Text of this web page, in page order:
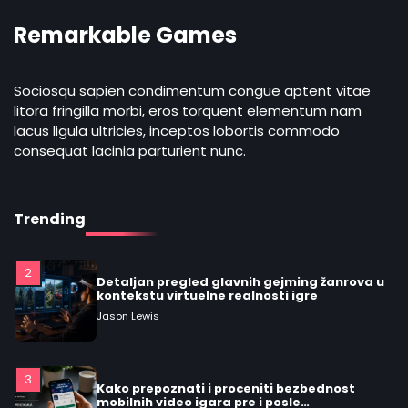
Remarkable Games
Sociosqu sapien condimentum congue aptent vitae
litora fringilla morbi, eros torquent elementum nam
lacus ligula ultricies, inceptos lobortis commodo
consequat lacinia parturient nunc.
Trending
žanrovi i kako prepoznati žanrovi video
igara
Jason Lewis
2
Detaljan pregled glavnih gejming žanrova u
kontekstu virtuelne realnosti igre
Jason Lewis
3
Kako prepoznati i proceniti bezbednost
mobilnih video igara pre i posle